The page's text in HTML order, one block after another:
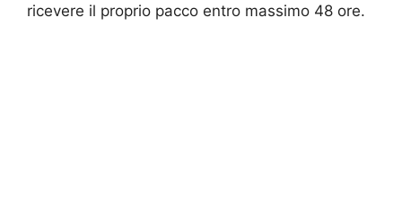
ricevere il proprio pacco entro massimo 48 ore.